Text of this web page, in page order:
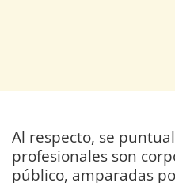
Al respecto, se
profesionales son
público, amparadas